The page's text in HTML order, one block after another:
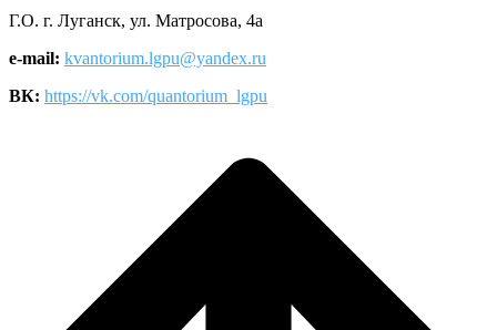
Г.О. г. Луганск, ул. Матросова, 4а
e-mail: kvantorium.lgpu@yandex.ru
ВК: https://vk.com/quantorium_lgpu